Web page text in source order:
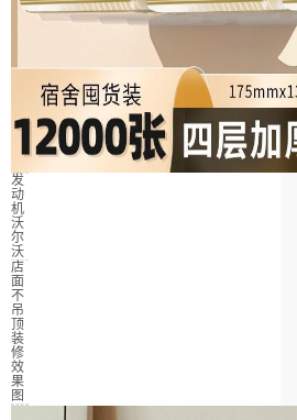
发
动
机
沃
尔
沃
店
面
不
吊
顶
装
修
效
果
图